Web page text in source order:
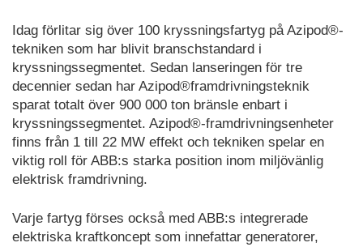
Idag förlitar sig över 100 kryssningsfartyg på Azipod®-
tekniken som har blivit branschstandard i
kryssningssegmentet. Sedan lanseringen för tre
decennier sedan har Azipod®framdrivningsteknik
sparat totalt över 900 000 ton bränsle enbart i
kryssningssegmentet. Azipod®-framdrivningsenheter
finns från 1 till 22 MW effekt och tekniken spelar en
viktig roll för ABB:s starka position inom miljövänlig
elektrisk framdrivning.
Varje fartyg förses också med ABB:s integrerade
elektriska kraftkoncept som innefattar generatorer,